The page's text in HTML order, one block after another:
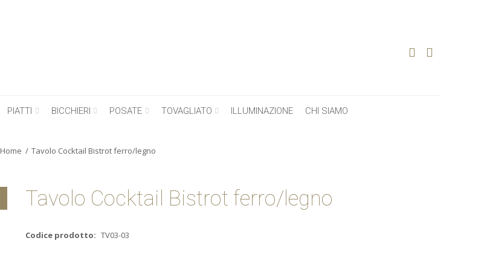
PIATTI BICCHIERI POSATE TOVAGLIATO ILLUMINAZIONE CHI SIAMO
Home Tavolo Cocktail Bistrot ferro/legno
Tavolo Cocktail Bistrot ferro/legno
Codice prodotto: TV03-03